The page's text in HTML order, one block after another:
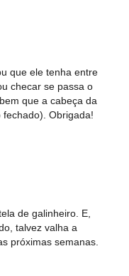
que ele tenha entre
checar se passa o
que a cabeça da
Obrigada!
de galinheiro. E,
talvez valha a
próximas semanas.